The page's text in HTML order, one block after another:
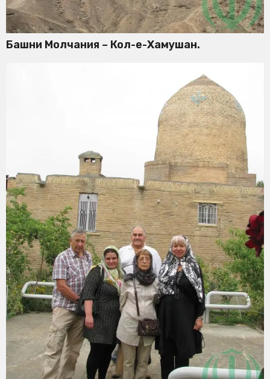
Башни Молчания – Кол-е-Хамушан.